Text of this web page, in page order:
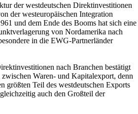
der westdeutschen Direktinvestitionen
der westeuropäischen Integration
und dem Ende des Booms hat sich eine
von Nord­amerika nach
in die EWG-Partnerländer
nach Branchen bestätigt
zwischen Waren- und Kapitalexport, denn
größten Teil des westdeutschen Exports
auch den Großteil der